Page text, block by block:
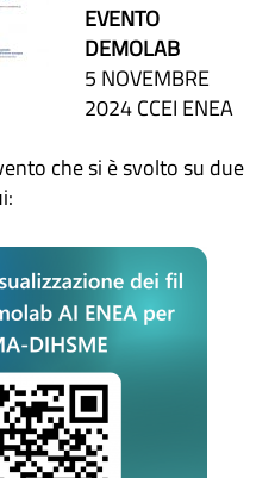
EVENTO
DEMOLAB
5 NOVEMBRE
2024 CCEI ENEA
che si è svolto su due